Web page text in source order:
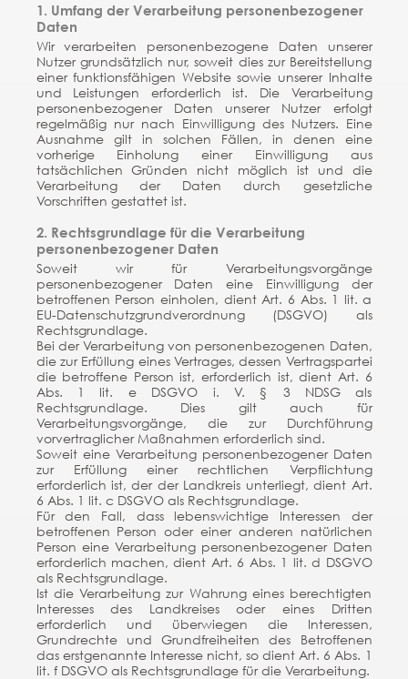
1. Umfang der Verarbeitung personenbezogener
Daten
Wir verarbeiten personenbezogene Daten unserer
Nutzer grundsätzlich nur, soweit dies zur Bereitstellung
einer funktionsfähigen Website sowie unserer Inhalte
und Leistungen erforderlich ist. Die Verarbeitung
personenbezogener Daten unserer Nutzer erfolgt
regelmäßig nur nach Einwilligung des Nutzers. Eine
Ausnahme gilt in solchen Fällen, in denen eine
vorherige Einholung einer Einwilligung aus
tatsächlichen Gründen nicht möglich ist und die
Verarbeitung der Daten durch gesetzliche
Vorschriften gestattet ist.
2. Rechtsgrundlage für die Verarbeitung
personenbezogener Daten
Soweit wir für Verarbeitungsvorgänge
personenbezogener Daten eine Einwilligung der
betroffenen Person einholen, dient Art. 6 Abs. 1 lit. a
EU-Datenschutzgrundverordnung (DSGVO) als
Rechtsgrundlage.
Bei der Verarbeitung von personenbezogenen Daten,
die zur Erfüllung eines Vertrages, dessen Vertragspartei
die betroffene Person ist, erforderlich ist, dient Art. 6
Abs. 1 lit. e DSGVO i. V. § 3 NDSG als
Rechtsgrundlage. Dies gilt auch für
Verarbeitungsvorgänge, die zur Durchführung
vorvertraglicher Maßnahmen erforderlich sind.
Soweit eine Verarbeitung personenbezogener Daten
zur Erfüllung einer rechtlichen Verpflichtung
erforderlich ist, der der Landkreis unterliegt, dient Art.
6 Abs. 1 lit. c DSGVO als Rechtsgrundlage.
Für den Fall, dass lebenswichtige Interessen der
betroffenen Person oder einer anderen natürlichen
Person eine Verarbeitung personenbezogener Daten
erforderlich machen, dient Art. 6 Abs. 1 lit. d DSGVO
als Rechtsgrundlage.
Ist die Verarbeitung zur Wahrung eines berechtigten
Interesses des Landkreises oder eines Dritten
erforderlich und überwiegen die Interessen,
Grundrechte und Grundfreiheiten des Betroffenen
das erstgenannte Interesse nicht, so dient Art. 6 Abs. 1
lit. f DSGVO als Rechtsgrundlage für die Verarbeitung.